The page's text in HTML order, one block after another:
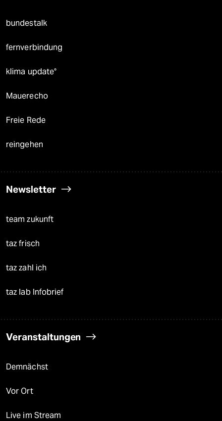
bundestalk
fernverbindung
klima update°
Mauerecho
Freie Rede
reingehen
Newsletter
team zukunft
taz frisch
taz zahl ich
taz lab Infobrief
Veranstaltungen
Demnächst
Vor Ort
Live im Stream